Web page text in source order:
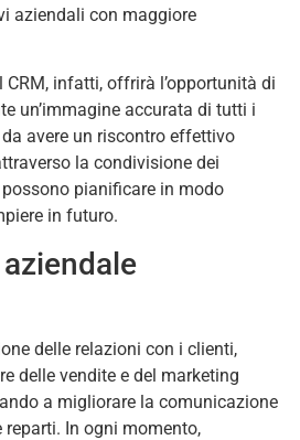
aziendali con maggiore
CRM, infatti, offrirà l’opportunità di
un’immagine accurata di tutti i
avere un riscontro effettivo
la condivisione dei
pianificare in modo
in futuro.
delle relazioni con i clienti,
delle vendite e del marketing
a migliorare la comunicazione
reparti. In ogni momento,